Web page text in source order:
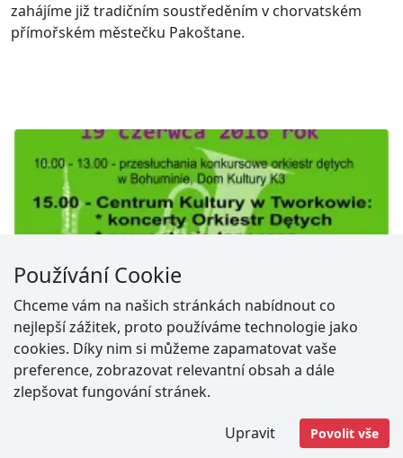
zahájíme již tradičním soustředěním v chorvatském
přímořském městečku Pakoštane.
Adresa
Masarykovo náměstí 192
Nádražní 573
Používání Cookie
Chceme vám na našich stránkách nabídnout co
nejlepší zážitek, proto používáme technologie jako
cookies. Díky nim si můžeme zapamatovat vaše
preference, zobrazovat relevantní obsah a dále
zlepšovat fungování stránek.
Upravit Povolit vše